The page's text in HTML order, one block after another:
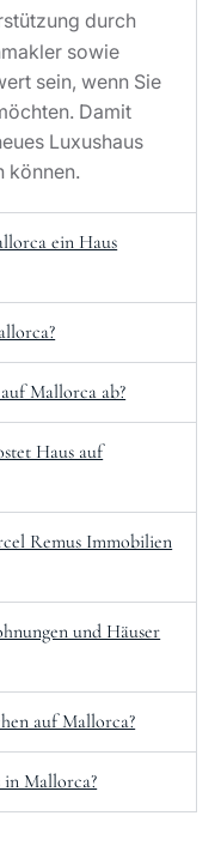
durch
sowie
sein, wenn Sie
Damit
Luxushaus
können.
ein Haus
Mallorca ab?
Haus auf
Remus Immobilien
und Häuser
auf Mallorca?
in Mallorca?